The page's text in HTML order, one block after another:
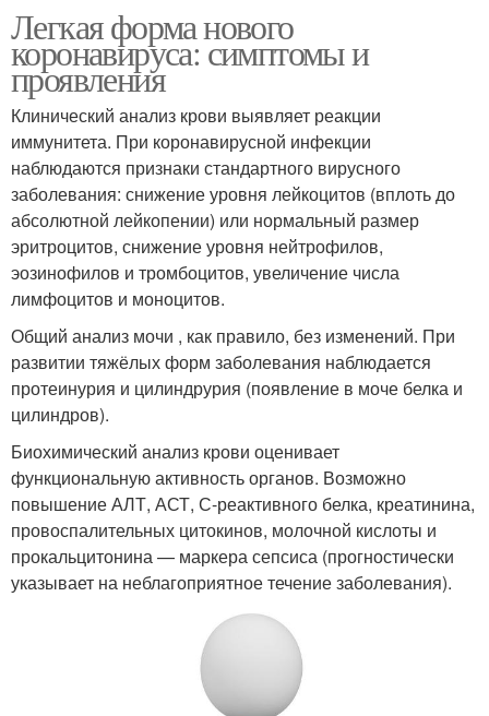
Легкая форма нового
коронавируса: симптомы и
проявления
Клинический анализ крови выявляет реакции
иммунитета. При коронавирусной инфекции
наблюдаются признаки стандартного вирусного
заболевания: снижение уровня лейкоцитов (вплоть до
абсолютной лейкопении) или нормальный размер
эритроцитов, снижение уровня нейтрофилов,
эозинофилов и тромбоцитов, увеличение числа
лимфоцитов и моноцитов.
Общий анализ мочи , как правило, без изменений. При
развитии тяжёлых форм заболевания наблюдается
протеинурия и цилиндрурия (появление в моче белка и
цилиндров).
Биохимический анализ крови оценивает
функциональную активность органов. Возможно
повышение АЛТ, АСТ, С-реактивного белка, креатинина,
провоспалительных цитокинов, молочной кислоты и
прокальцитонина — маркера сепсиса (прогностически
указывает на неблагоприятное течение заболевания).